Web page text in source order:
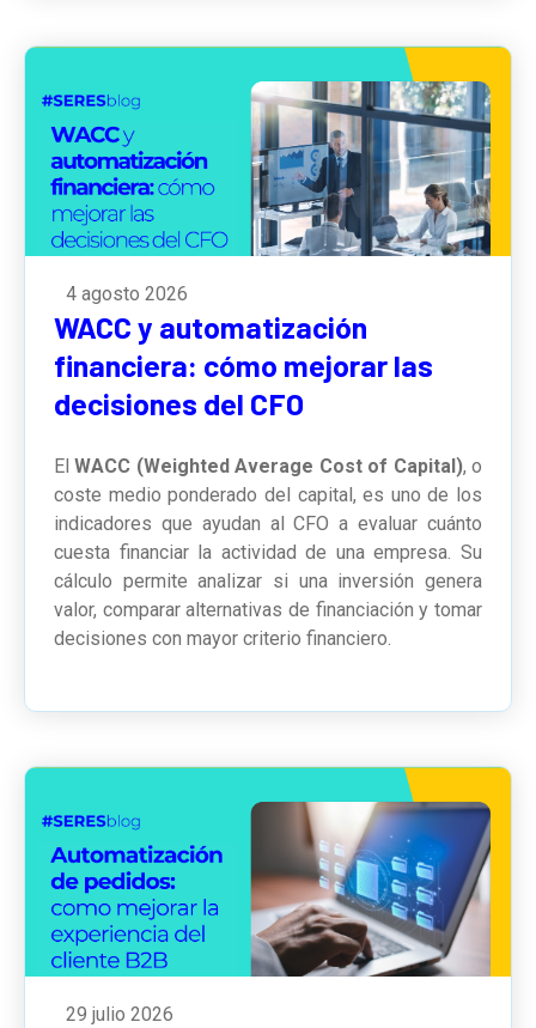
4 agosto 2026
WACC y automatización
financiera: cómo mejorar las
decisiones del CFO
ElWACC (Weighted Average Cost of Capital), o
coste medio ponderado del capital, es uno de los
indicadores que ayudan al CFO a evaluar cuánto
cuesta financiar la actividad de una empresa. Su
cálculo permite analizar si una inversión genera
valor, comparar alternativas de financiación y tomar
decisiones con mayor criterio financiero.
29 julio 2026